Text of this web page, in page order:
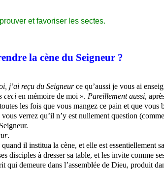
et favoriser les sectes.
la cène du Seigneur ?
j’ai reçu du Seigneurce qu’aussi je vous ai
ceci en mémoire de moi ». Pareillement aussi,
les fois que vous mangez ce pain et que
verrez qu’il n’y est nullement question
.
il institua la cène, et elle est
disciples à dresser sa table, et les invite comme
qui demeure dans l’assemblée de Dieu, produit